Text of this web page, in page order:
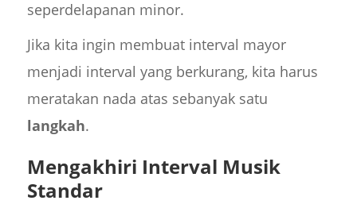
seperdelapanan minor.
Jika kita ingin membuat interval mayor
menjadi interval yang berkurang, kita harus
meratakan nada atas sebanyak satu
langkah.
Mengakhiri Interval Musik
Standar